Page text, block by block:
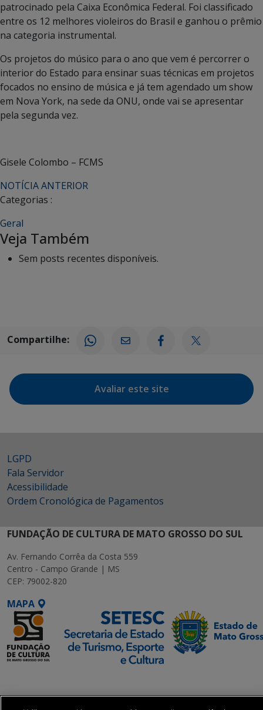
patrocinado pela Caixa Econômica Federal. Foi classificado
entre os 12 melhores violeiros do Brasil e ganhou o prêmio
na categoria instrumental.
Os projetos do músico para o ano que vem é percorrer o
interior do Estado para ensinar suas técnicas em projetos
focados no ensino de música e já tem agendado um show
em Nova York, na sede da ONU, onde vai se apresentar
pela segunda vez.
Gisele Colombo – FCMS
Navegar
entra
as
notícias
NOTÍCIA ANTERIOR
Categorias :
Geral
Veja Também
Sem posts recentes disponíveis.
Compartilhe:
Avaliar este site
LGPD
Fala Servidor
Acessibilidade
Ordem Cronológica de Pagamentos
FUNDAÇÃO DE CULTURA DE MATO GROSSO DO SUL
Av. Fernando Corrêa da Costa 559
Centro - Campo Grande | MS
CEP: 79002-820
MAPA
Executiva de
Transformação Digital